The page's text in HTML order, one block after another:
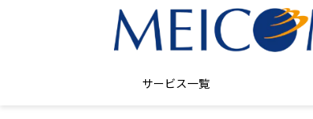
サービス一覧